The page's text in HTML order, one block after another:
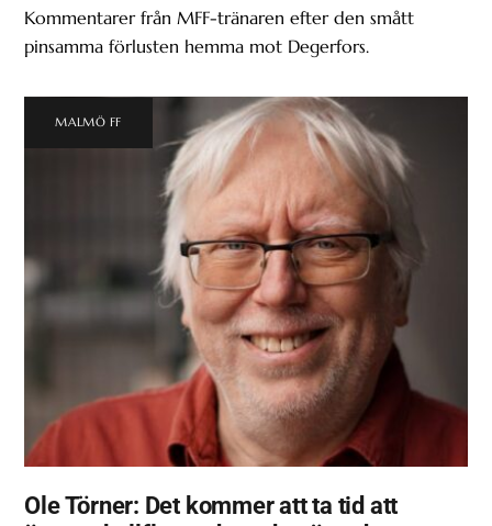
Kommentarer från MFF-tränaren efter den smått
pinsamma förlusten hemma mot Degerfors.
MALMÖ FF
Ole Törner: Det kommer att ta tid att